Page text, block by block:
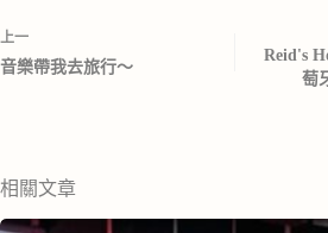
上一
音樂帶我去旅行～
Reid's
萄
相關文章